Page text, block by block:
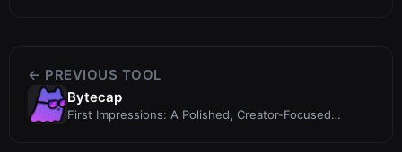
← PREVIOUS TOOL
Bytecap
First Impressions: A Polished, Creator-Focused